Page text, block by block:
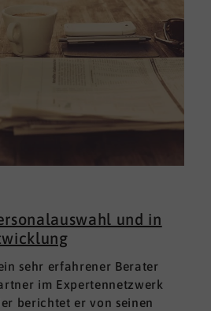
und in
sehr erfahrener Berater
im Expertennetzwerk
berichtet er von seinen